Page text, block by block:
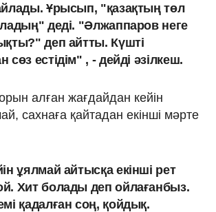
Ұрысып, "қазақтың төл
деді. "Әлжаппаров неге
деп айтты. Күшті
сөз естідім" , - дейді әзілкеш.
алған жағдайдан кейін
сахнаға қайтадан екінші мәрте
ұялмай айтысқа екінші рет
Хит болады деп ойлағанбыз.
қадалған соң, қойдық.